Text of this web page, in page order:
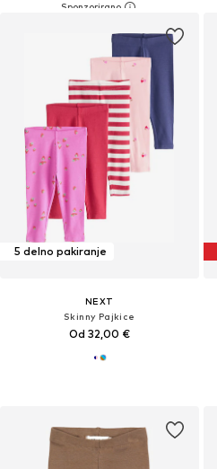
5 delno pakiranje
NEXT
Skinny Pajkice
Od 32,00 €